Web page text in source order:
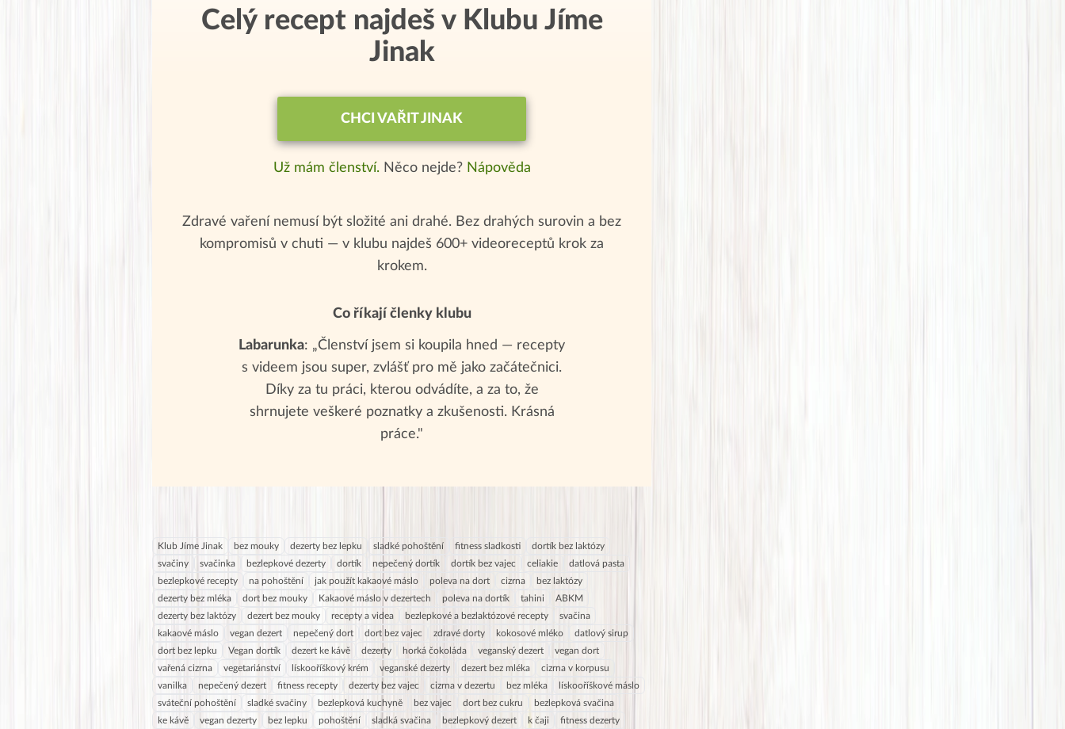
Celý recept najdeš v Klubu Jíme
Jinak
CHCI VAŘIT JINAK
Už mám členství. Něco nejde? Nápověda
Zdravé vaření nemusí být složité ani drahé. Bez drahých surovin a bez
kompromisů v chuti — v klubu najdeš 600+ videoreceptů krok za
krokem.
Co říkají členky klubu
Labarunka: „Členství jsem si koupila hned — recepty
s videem jsou super, zvlášť pro mě jako začátečnici.
Díky za tu práci, kterou odvádíte, a za to, že
shrnujete veškeré poznatky a zkušenosti. Krásná
práce."
Klub Jíme Jinak bez mouky dezerty bez lepku sladké pohoštění fitness sladkosti
dortík bez laktózy
svačiny
svačinka bezlepkové dezerty dortík nepečený dortík dortík bez vajec celiakie
datlová pasta
bezlepkové recepty
na pohoštění jak použít kakaové máslo poleva na dort cizrna
bez laktózy
dezerty bez mléka
dort bez mouky Kakaové máslo v dezertech poleva na dortík tahini
ABKM
dezerty bez laktózy
dezert bez mouky recepty a videa bezlepkové a bezlaktózové recepty
svačina
kakaové máslo
vegan dezert nepečený dort dort bez vajec zdravé dorty kokosové mléko
datlový sirup
dort bez lepku
Vegan dortík dezert ke kávě dezerty horká čokoláda veganský dezert
vegan dort
vařená cizrna
vegetariánství lískooříškový krém veganské dezerty dezert bez mléka
cizrna v korpusu
vanilka
nepečený dezert fitness recepty dezerty bez vajec cizrna v dezertu bez mléka
lískooříškové máslo
sváteční pohoštění
sladké svačiny bezlepková kuchyně bez vajec dort bez cukru
bezlepková svačina
ke kávě
vegan dezerty bez lepku pohoštění sladká svačina bezlepkový dezert k čaji
fitness dezerty